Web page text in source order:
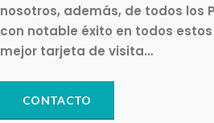
nosotros, además, de todos los
con notable éxito en todos
mejor tarjeta de visita…
CONTACTO